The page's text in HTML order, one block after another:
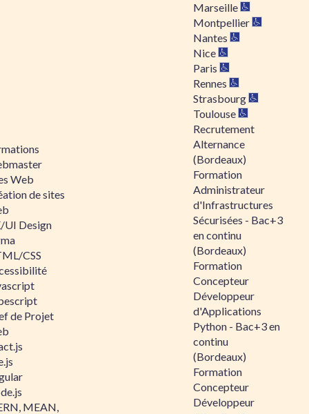
Web
de sites
UI Design
CSS
de Projet
MEAN,
Marseille
Montpellier
Nantes
Nice
Paris
Rennes
Strasbourg
Toulouse
Recrutement
Alternance
(Bordeaux)
Formation
Administrateur
d'Infrastructures
Sécurisées - Bac+3
en continu
(Bordeaux)
Formation
Concepteur
Développeur
d'Applications
Python - Bac+3 en
continu
(Bordeaux)
Formation
Concepteur
Développeur